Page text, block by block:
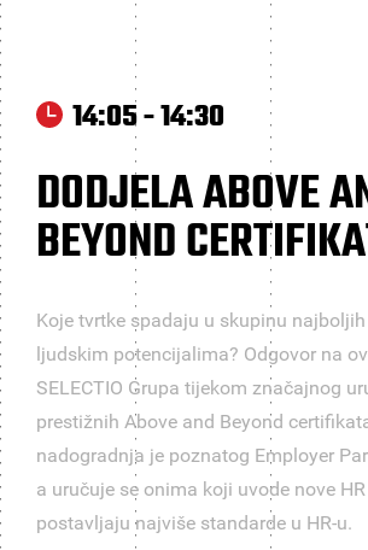
14:05 - 14:30
DODJELA ABOVE
BEYOND
Koje tvrtke spadaju u skupinu
ljudskim potencijalima? Odgovor na
SELECTIO Grupa tijekom značajnog
prestižnih Above and Beyond
nadogradnja je poznatog Employer
a uručuje se onima koji uvode nove
postavljaju najviše standarde u HR-u.